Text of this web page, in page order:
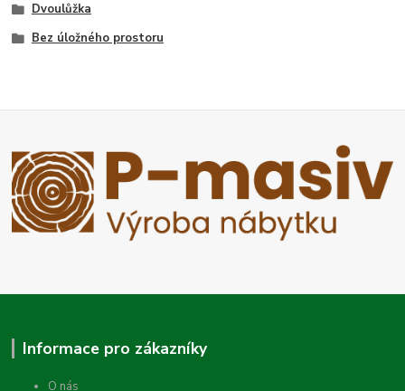
Dvoulůžka
Bez úložného prostoru
Informace pro zákazníky
O nás